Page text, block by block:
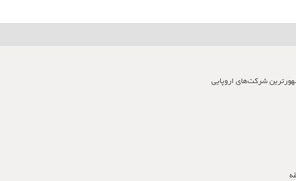
شرکت‌های اروپایی